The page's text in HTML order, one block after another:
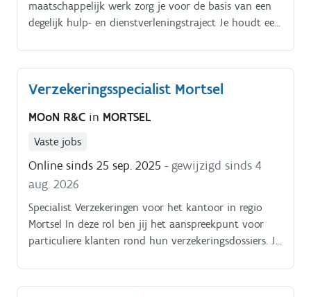
maatschappelijk werk zorg je voor de basis van een
degelijk hulp- en dienstverleningstraject Je houdt een
materiële en psychosociale vragen ook sterk dient
ingezet te worden op woontrajecten. Daarnaast zorg
activeringstrajecten. Je werkt samen met een team
van toffe collega's en koppelt terug naar de
Verzekeringsspecialist Mortsel
MOoN R&C in MORTSEL
Vaste jobs
Online sinds 25 sep. 2025 - gewijzigd sinds 4
aug. 2026
Specialist Verzekeringen voor het kantoor in regio
Mortsel In deze rol ben jij het aanspreekpunt voor
particuliere klanten rond hun verzekeringsdossiers. Je
dat hun belangen optimaal beschermd zijn.